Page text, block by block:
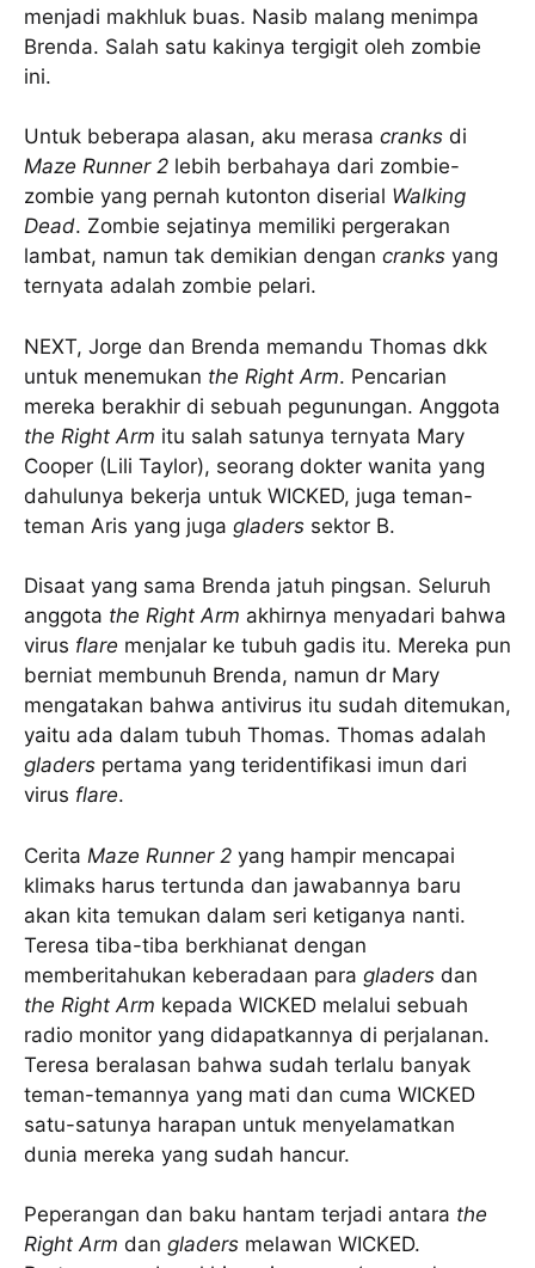
menjadi makhluk buas. Nasib malang menimpa
Brenda. Salah satu kakinya tergigit oleh zombie
ini.
Untuk beberapa alasan, aku merasa cranks di
Maze Runner 2 lebih berbahaya dari zombie-
zombie yang pernah kutonton diserial Walking
Dead. Zombie sejatinya memiliki pergerakan
lambat, namun tak demikian dengan cranks yang
ternyata adalah zombie pelari.
NEXT, Jorge dan Brenda memandu Thomas dkk
untuk menemukan the Right Arm. Pencarian
mereka berakhir di sebuah pegunungan. Anggota
the Right Arm itu salah satunya ternyata Mary
Cooper (Lili Taylor), seorang dokter wanita yang
dahulunya bekerja untuk WICKED, juga teman-
teman Aris yang juga gladers sektor B.
Disaat yang sama Brenda jatuh pingsan. Seluruh
anggota the Right Arm akhirnya menyadari bahwa
virus flare menjalar ke tubuh gadis itu. Mereka pun
berniat membunuh Brenda, namun dr Mary
mengatakan bahwa antivirus itu sudah ditemukan,
yaitu ada dalam tubuh Thomas. Thomas adalah
gladers pertama yang teridentifikasi imun dari
virus flare.
Cerita Maze Runner 2 yang hampir mencapai
klimaks harus tertunda dan jawabannya baru
akan kita temukan dalam seri ketiganya nanti.
Teresa tiba-tiba berkhianat dengan
memberitahukan keberadaan para gladers dan
the Right Arm kepada WICKED melalui sebuah
radio monitor yang didapatkannya di perjalanan.
Teresa beralasan bahwa sudah terlalu banyak
teman-temannya yang mati dan cuma WICKED
satu-satunya harapan untuk menyelamatkan
dunia mereka yang sudah hancur.
Peperangan dan baku hantam terjadi antara the
Right Arm dan gladers melawan WICKED.